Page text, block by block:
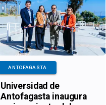
Universidad de
Antofagasta inaugura
ANTOFAGASTA